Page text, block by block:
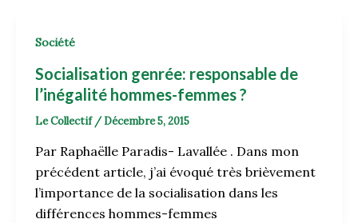
Société
Socialisation genrée: responsable de
l’inégalité hommes-femmes ?
Le Collectif /Décembre 5, 2015
Par Raphaëlle Paradis- Lavallée . Dans mon
précédent article, j’ai évoqué très brièvement
l’importance de la socialisation dans les
différences hommes-femmes